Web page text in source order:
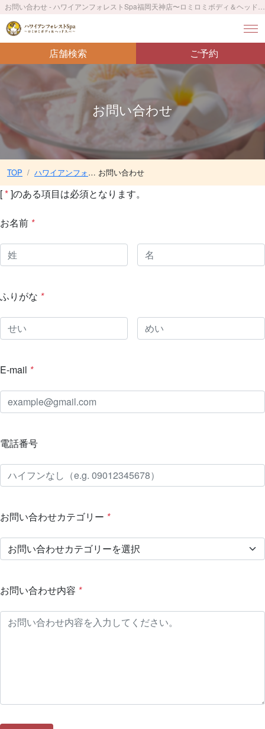
店舗検索 ご予約
お問い合わせ
TOP ハワイアンフォレストSpa福岡天神店〜ロミロミボディ＆ヘッドスパ〜／天神駅 徒歩4分 ／赤坂駅 徒歩3分 ／西鉄福岡駅 徒歩9分 お問い合わせ
[*]のある項目は必須となります。
お名前 *
ふりがな *
E-mail *
電話番号
お問い合わせカテゴリー *
お問い合わせ内容 *